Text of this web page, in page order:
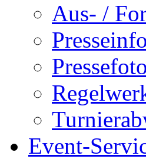
Aus- /
Event-